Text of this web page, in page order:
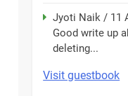
Jyoti Naik / 11
Good write up
deleting...
Visit guestbook